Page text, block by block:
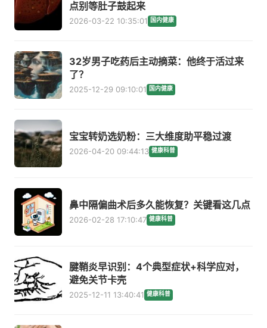
点别等肚子鼓起来
2026-03-22 10:35:01 国内健康
32岁男子吃药后主动摘菜：他终于活过来
了？
2025-12-29 09:10:01 国内健康
宝宝转奶选奶粉：三大维度助平稳过渡
2026-04-20 09:44:13 健康科普
鼻中隔偏曲术后多久能恢复？关键看这几点
2026-02-28 17:10:47 健康科普
腱鞘炎早识别：4个典型症状+科学应对，
避免关节卡壳
2025-12-11 13:40:41 健康科普